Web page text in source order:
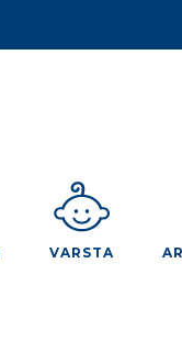
VARSTA